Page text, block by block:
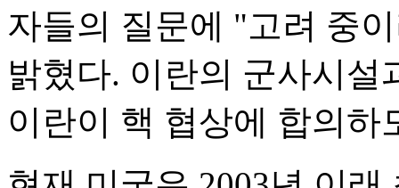
자들의 질문에 "고려 중
밝혔다. 이란의 군사시
이란이 핵 협상에 합의하